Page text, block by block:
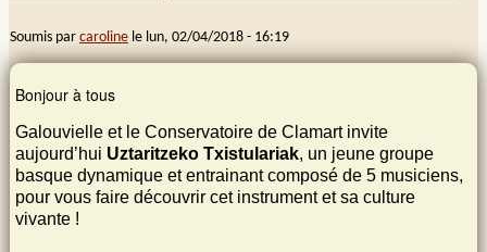
Soumis par caroline le lun, 02/04/2018 - 16:19
Bonjour à tous
Galouvielle et le Conservatoire de Clamart invite
aujourd’hui Uztaritzeko Txistulariak, un jeune groupe
basque dynamique et entrainant composé de 5 musiciens,
pour vous faire découvrir cet instrument et sa culture
vivante !